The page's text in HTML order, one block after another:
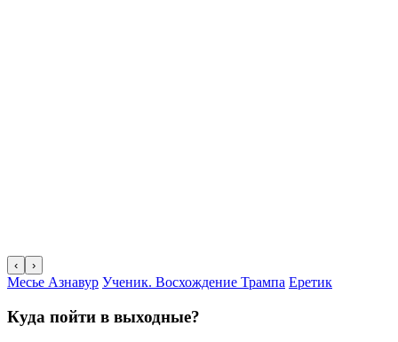
‹ ›
Месье Азнавур Ученик. Восхождение Трампа Еретик
Куда пойти в выходные?